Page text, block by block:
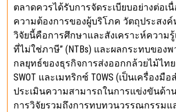
ตลาดควรได้รับการจัดระเบียบอย่างต่อเ
ความต้องการของผู้บริโภค วัตถุประสง
วิจัยนี้คือการศึกษาและสังเคราะห์ความรู้
ที่ไม่ใช่ภาษี” (NTBs) และผลกระทบของ
กลยุทธ์ของธุรกิจการส่งออกกล้วยไม้ไท
SWOT และเมทริกซ์ TOWS (เป็นเครื่องมื
ประเมินความสามารถในการแข่งขันด้า
การวิจัยรวมถึงการทบทวนวรรณกรรมแ